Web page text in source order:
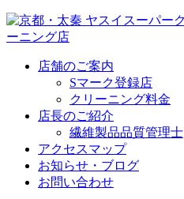
店舗のご案内
Sマーク登録店
クリーニング料金
店長のご紹介
繊維製品品質管理士
アクセスマップ
お知らせ・ブログ
お問い合わせ